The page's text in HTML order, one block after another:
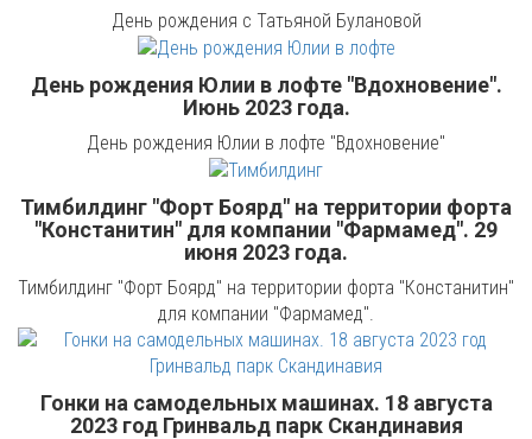
День рождения с Татьяной Булановой
День рождения Юлии в лофте "Вдохновение".
Июнь 2023 года.
День рождения Юлии в лофте "Вдохновение"
Тимбилдинг "Форт Боярд" на территории форта
"Констанитин" для компании "Фармамед". 29
июня 2023 года.
Тимбилдинг "Форт Боярд" на территории форта "Констанитин"
для компании "Фармамед".
Гонки на самодельных машинах. 18 августа
2023 год Гринвальд парк Скандинавия